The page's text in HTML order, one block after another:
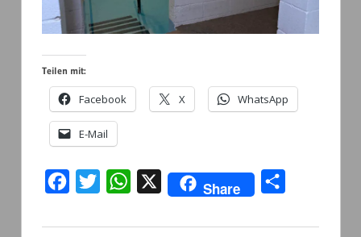
Teilen mit:
Facebook X WhatsApp
E-Mail
FacebookTwitter WhatsApp
X Share